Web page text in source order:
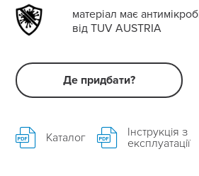
матеріал має
від TUV AUSTRIA
Де придбати?
Каталог
Інструкція з
експлуатації